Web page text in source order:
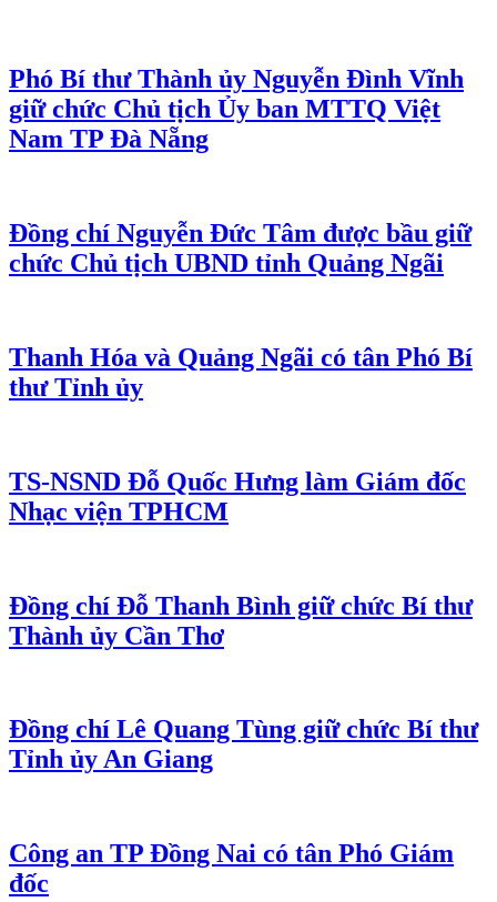
Phó Bí thư Thành ủy Nguyễn Đình Vĩnh
giữ chức Chủ tịch Ủy ban MTTQ Việt
Nam TP Đà Nẵng
Đồng chí Nguyễn Đức Tâm được bầu giữ
chức Chủ tịch UBND tỉnh Quảng Ngãi
Thanh Hóa và Quảng Ngãi có tân Phó Bí
thư Tỉnh ủy
TS-NSND Đỗ Quốc Hưng làm Giám đốc
Nhạc viện TPHCM
Đồng chí Đỗ Thanh Bình giữ chức Bí thư
Thành ủy Cần Thơ
Đồng chí Lê Quang Tùng giữ chức Bí thư
Tỉnh ủy An Giang
Công an TP Đồng Nai có tân Phó Giám
đốc